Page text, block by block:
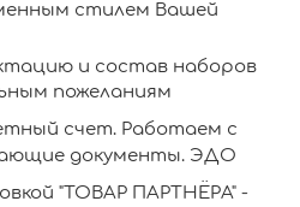
стилем Вашей
и состав наборов
пожеланиям
счет. Работаем с
документы. ЭДО
"ТОВАР ПАРТНЁРА" -